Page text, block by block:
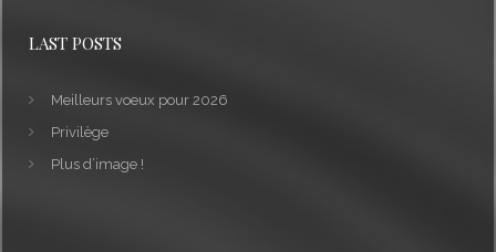
LAST POSTS
Meilleurs voeux pour 2026
Privilège
Plus d’image !